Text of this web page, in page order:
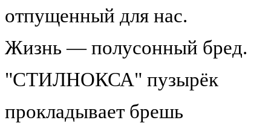
отпущенный для нас.
Жизнь — полусонный бред.
"СТИЛНОКСА" пузырёк
прокладывает брешь